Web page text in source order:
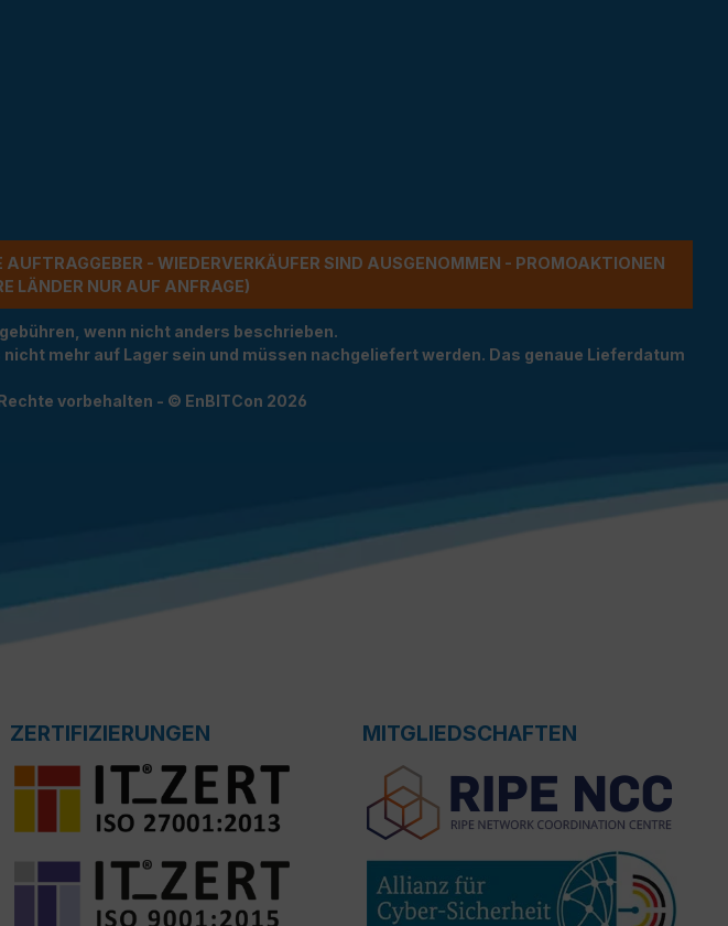
- WIEDERVERKÄUFER SIND AUSGENOMMEN - PROMOAKTIONEN G
NUR AUF ANFRAGE)
wenn nicht anders beschrieben.
mehr auf Lager sein und müssen nachgeliefert werden. Das genaue Lieferdatum
vorbehalten - © EnBITCon 2026
ZERTIFIZIERUNGEN MITGLIEDSCHAFTEN